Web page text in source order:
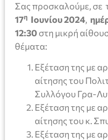
Σας προσκαλούμε, σε
17η Ιουνίου 2024,
12:30 στη μικρή
θέματα:
Εξέταση της με
αίτησης του
Συλλόγου Γρα-
Εξέταση της με
αίτησης του κ.
Εξέταση της με